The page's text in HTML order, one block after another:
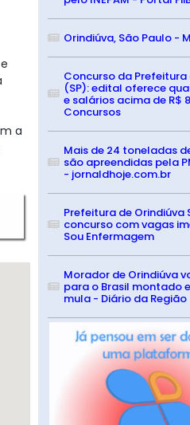
a
Orindiúva, São Paulo -
Concurso da Prefeitura
(SP): edital oferece
e salários acima de R$
Concursos
Mais de 24 toneladas
são apreendidas pela
- jornaldhoje.com.br
Prefeitura de Orindiúva
concurso com vagas
Sou Enfermagem
Morador de Orindiúva
para o Brasil montado
mula - Diário da Região